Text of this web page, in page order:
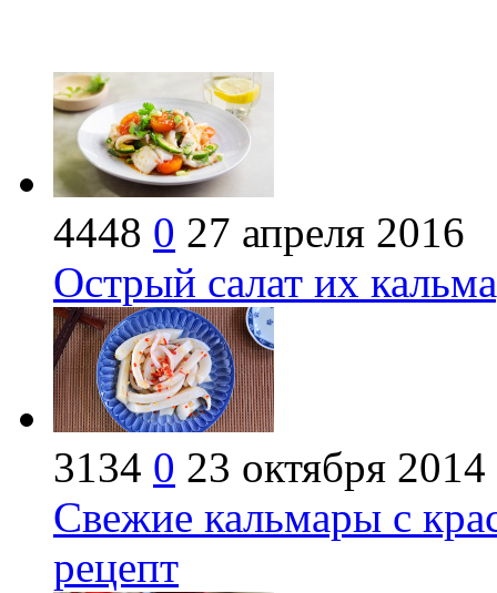
4448 0 27 апреля 2016
Острый салат их
3134 0 23 октября 2014
Свежие кальмары с
рецепт